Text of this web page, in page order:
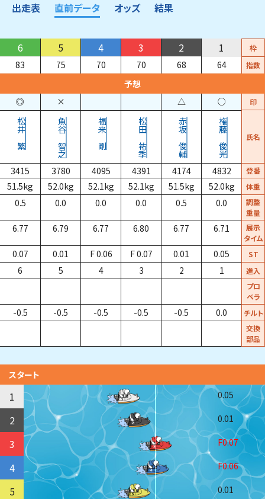
出走表 直前データ オッズ 結果
枠
1
2
3
4
5
6
指数
64
68
70
70
75
83
予想
印
○
△
×
◎
氏名
権藤
俊光
赤坂
俊輔
松田
祐季
福来
剛
魚谷
智之
松井
繁
登番
4832
4174
4391
4095
3780
3415
体重
52.0kg
51.5kg
52.1kg
52.1kg
52.0kg
51.5kg
調整
重量
0.0
0.5
0.0
0.0
0.0
0.5
展示
タイム
6.71
6.77
6.80
6.77
6.79
6.77
ST
0.05
0.01
F 0.07
F 0.06
0.01
0.07
進入
1
2
3
4
5
6
プロ
ペラ
チルト
0.0
-0.5
-0.5
-0.5
-0.5
-0.5
交換
部品
スタート
1 0.05
2 0.01
3 F0.07
4 F0.06
5 0.01